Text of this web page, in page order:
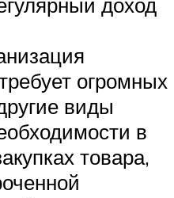
доход
огромных
виды
в
товара,